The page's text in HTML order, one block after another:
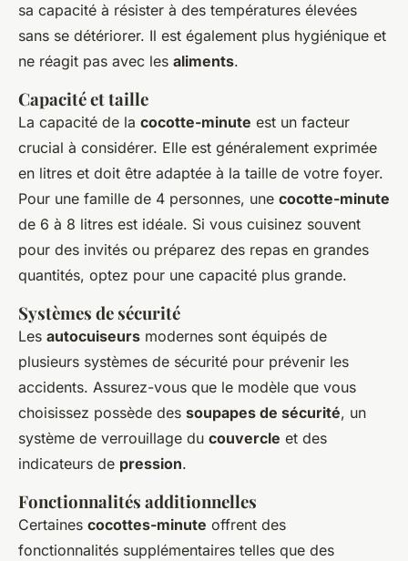
sa capacité à résister à des températures élevées
sans se détériorer. Il est également plus hygiénique et
ne réagit pas avec les aliments.
Capacité et taille
La capacité de la cocotte-minute est un facteur
crucial à considérer. Elle est généralement exprimée
en litres et doit être adaptée à la taille de votre foyer.
Pour une famille de 4 personnes, une cocotte-minute
de 6 à 8 litres est idéale. Si vous cuisinez souvent
pour des invités ou préparez des repas en grandes
quantités, optez pour une capacité plus grande.
Systèmes de sécurité
Les autocuiseurs modernes sont équipés de
plusieurs systèmes de sécurité pour prévenir les
accidents. Assurez-vous que le modèle que vous
choisissez possède des soupapes de sécurité, un
système de verrouillage du couvercle et des
indicateurs de pression.
Fonctionnalités additionnelles
Certaines cocottes-minute offrent des
fonctionnalités supplémentaires telles que des